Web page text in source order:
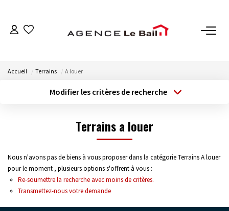
GESTION
Espace Propriétaire
Espace Locataire
Accueil Terrains A louer
Modifier les critères de recherche
Budget max Plus de critères
Terrains a louer
Nous n'avons pas de biens à vous proposer dans la catégorie Terrains A louer
pour le moment , plusieurs options s'offrent à vous :
Re-soumettre la recherche avec moins de critères.
Transmettez-nous votre demande